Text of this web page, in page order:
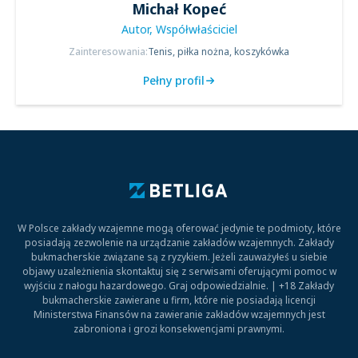
Michał Kopeć
Autor, Współwłaściciel
Zainteresowania:Tenis, piłka nożna, koszykówka
Pełny profil
W Polsce zakłady wzajemne mogą oferować jedynie te podmioty, które
posiadają zezwolenie na urządzanie zakładów wzajemnych. Zakłady
bukmacherskie związane są z ryzykiem. Jeżeli zauważyłeś u siebie
objawy uzależnienia skontaktuj się z serwisami oferującymi pomoc w
wyjściu z nałogu hazardowego. Graj odpowiedzialnie. | +18 Zakłady
bukmacherskie zawierane u firm, które nie posiadają licencji
Ministerstwa Finansów na zawieranie zakładów wzajemnych jest
zabroniona i grozi konsekwencjami prawnymi.